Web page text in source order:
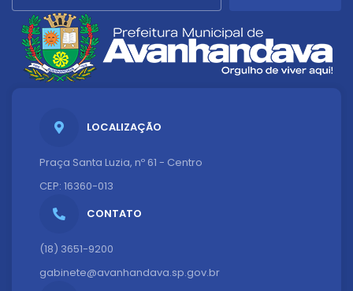
LOCALIZAÇÃO
Praça Santa Luzia, nº 61 - Centro
CEP: 16360-013
CONTATO
(18) 3651-9200
gabinete@avanhandava.sp.gov.br